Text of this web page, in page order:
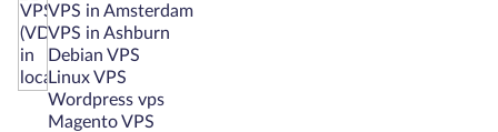
VPS in Amsterdam
VPS in Ashburn
Debian VPS
Linux VPS
Wordpress vps
Magento VPS